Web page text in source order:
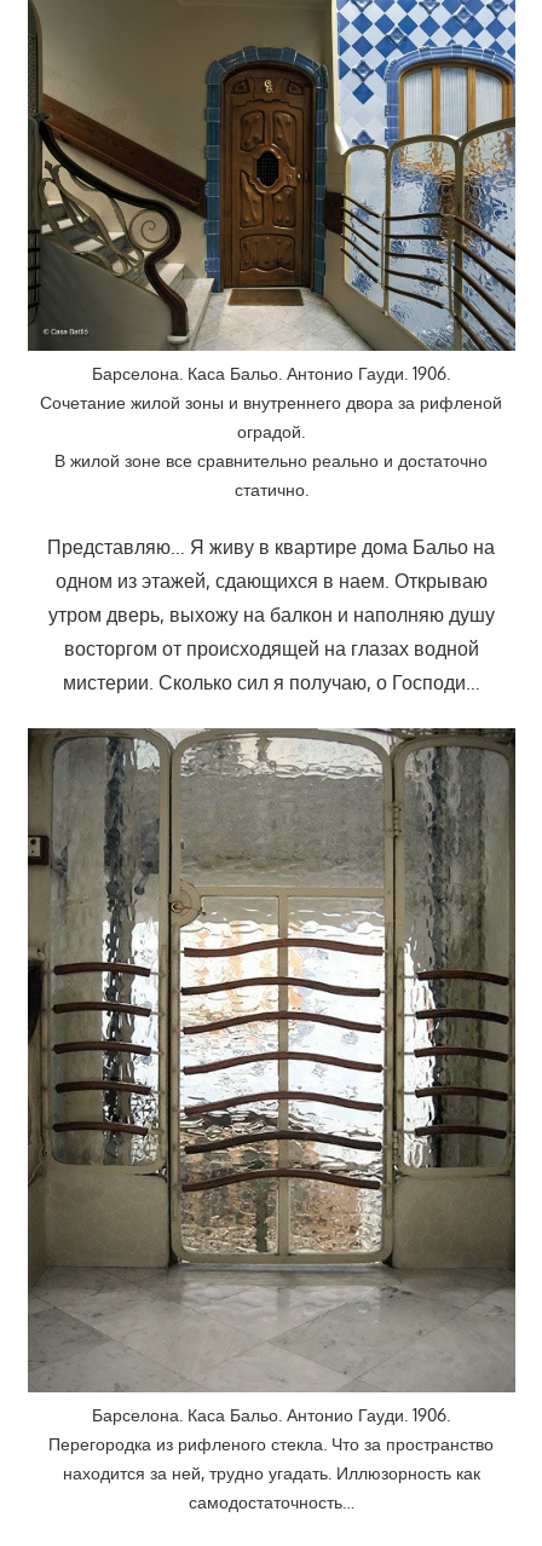
Барселона. Каса Бальо. Антонио Гауди. 1906.
Сочетание жилой зоны и внутреннего двора за рифленой
оградой.
В жилой зоне все сравнительно реально и достаточно
статично.
Представляю… Я живу в квартире дома Бальо на
одном из этажей, сдающихся в наем. Открываю
утром дверь, выхожу на балкон и наполняю душу
восторгом от происходящей на глазах водной
мистерии. Сколько сил я получаю, о Господи…
Барселона. Каса Бальо. Антонио Гауди. 1906.
Перегородка из рифленого стекла. Что за пространство
находится за ней, трудно угадать. Иллюзорность как
самодостаточность…